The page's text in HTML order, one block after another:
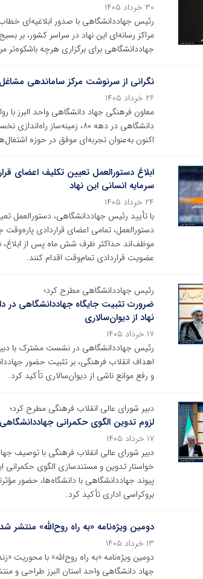
۳۰ خرداد ۱۴۰۵
رئیس جهاددانشگاهی با صدور ابلاغیه‌ای
مراکز رسانه‌ای این نهاد در سراسر کشور، بر
جهاددانشگاهی برای برگزاری هرچه باشکوه‌تر
نگرانی از سرنوشت مرکز ساماندهی مشاغل
۲۶ خرداد ۱۴۰۵
معاون فرهنگی جهاد دانشگاهی واحد البرز
دانشگاهی در دهه ۸۰،
اکنون به‌عنوان تجربه‌ای موفق در حوزه
ابلاغ دستورالعمل تعیین تکلیف اعضای
سرمایه انسانی این نهاد
۲۴ خرداد ۱۴۰۵
با تأیید رئیس جهاددانشگاهی، دستورالعمل
دستورالعمل، تمامی اعضای قراردادی
موظف‌اند حداکثر ظرف شش ماه پس از ابلاغ،
عضویت قراردادی تمام‌وقت اقدام کنند.
رئیس جهاددانشگاهی مطرح کرد؛
ضرورت تثبیت جایگاه جهاددانشگاهی در
نهاد از دیوان‌سالاری
۱۷ خرداد ۱۴۰۵
رئیس جهاددانشگاهی در نشست مشترک با دبیر
اهداف انقلاب فرهنگی، بر تثبیت حضور
و رفع موانع ناشی از دیوان‌سالاری تأکید کرد.
دبیر شورای عالی انقلاب فرهنگی مطرح کرد؛
لزوم تدوین الگوی حکمرانی
۱۷ خرداد ۱۴۰۵
دبیر شورای عالی انقلاب فرهنگی با توصیف
خواستار تدوین و مستندسازی الگوی حکمرانی
پیوند جهاددانشگاهی با دانشگاه‌ها، حضور
بروکراسی اداری تأکید کرد.
دومین ویژه‌نامه «به راه روح‌الله» منتشر شد
۱۳ خرداد ۱۴۰۵
دومین ویژه‌نامه «به راه روح‌الله» با
جهاد دانشگاهی واحد استان البرز طراحی و